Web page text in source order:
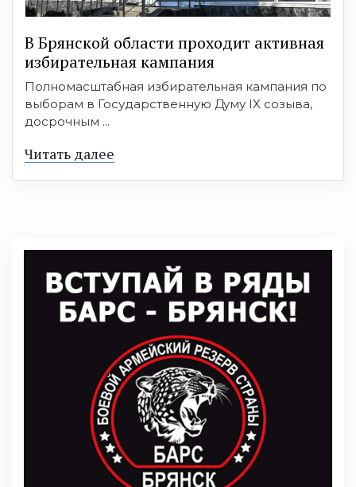
В Брянской области проходит активная
избирательная кампания
Полномасштабная избирательная кампания по
выборам в Государственную Думу IX созыва,
досрочным ...
Читать далее